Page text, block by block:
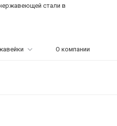
стали в
О компании